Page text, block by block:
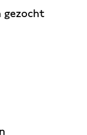
gezocht